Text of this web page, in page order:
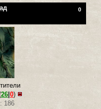
0
26 0)
186